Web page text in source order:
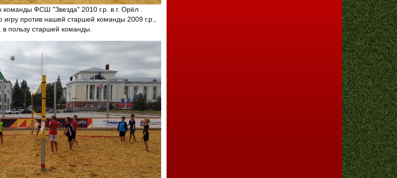
ФСШ "Звезда" 2010 г.р. в г. Орёл .
против нашей старшей команды 2009 г.р.,
в пользу старшей команды.